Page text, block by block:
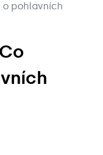
o pohlavních